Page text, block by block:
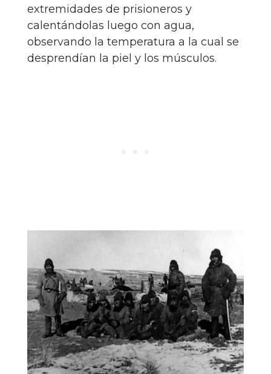
extremidades de prisioneros y
calentándolas luego con agua,
observando la temperatura a la cual se
desprendían la piel y los músculos.